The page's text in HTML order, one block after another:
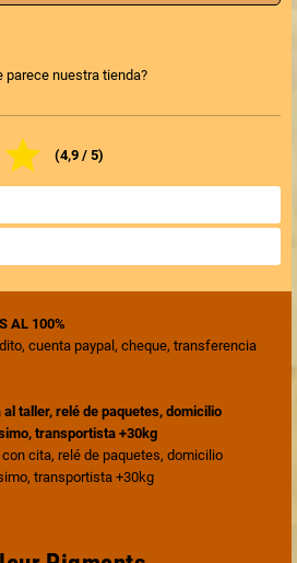
parece nuestra tienda?
 (4,9 / 5)
AL 100%
cuenta paypal, cheque, transferencia
taller, relé de paquetes, domicilio
transportista +30kg
cita, relé de paquetes, domicilio
transportista +30kg